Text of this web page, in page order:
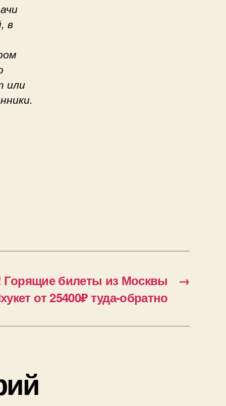
в
или
→
Горящие билеты из Москвы
от 25400₽ туда-обратно